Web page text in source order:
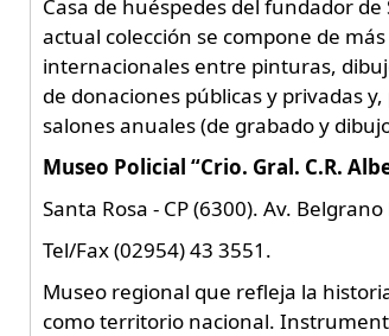
Casa de huéspedes del fundador
actual colección se compone de
internacionales entre pinturas,
de donaciones públicas y privadas
salones anuales (de grabado y
Museo Policial “Crio. Gral. C.R.
Santa Rosa - CP (6300). Av.
Tel/Fax (02954) 43 3551.
Museo regional que refleja la
como territorio nacional.